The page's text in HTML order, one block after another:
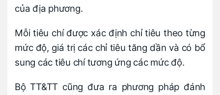
của địa phương.
Mỗi tiêu chí được xác định chỉ tiêu theo từng
mức độ, giá trị các chỉ tiêu tăng dần và có bổ
sung các tiêu chí tương ứng các mức độ.
Bộ TT&TT cũng đưa ra phương pháp đánh